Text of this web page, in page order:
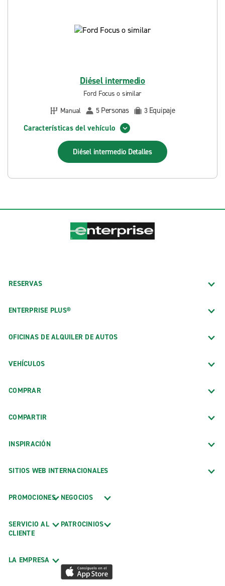
Diésel intermedio
Ford Focus o similar
Manual
5 Personas 3 Equipaje
Características del vehículo
Diésel intermedio Detalles
RESERVAS
ENTERPRISE PLUS®
OFICINAS DE ALQUILER DE AUTOS
VEHÍCULOS
COMPRAR
COMPARTIR
INSPIRACIÓN
SITIOS WEB INTERNACIONALES
PROMOCIONES
SERVICIO AL
CLIENTE
LA EMPRESA
NEGOCIOS
PATROCINIOS